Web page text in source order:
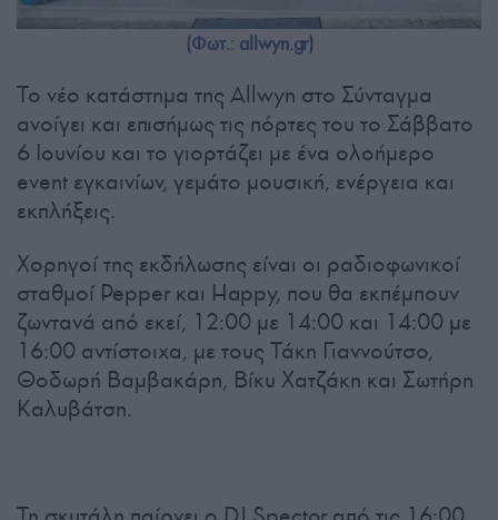
(Φωτ.: allwyn.gr)
Το νέο κατάστημα της Allwyn στο Σύνταγμα
ανοίγει και επισήμως τις πόρτες του το Σάββατο
6 Ιουνίου και το γιορτάζει με ένα ολοήμερο
event εγκαινίων, γεμάτο μουσική, ενέργεια και
εκπλήξεις.
Χορηγοί της εκδήλωσης είναι οι ραδιοφωνικοί
σταθμοί Pepper και Happy, που θα εκπέμπουν
ζωντανά από εκεί, 12:00 με 14:00 και 14:00 με
16:00 αντίστοιχα, με τους Τάκη Γιαννούτσο,
Θοδωρή Βαμβακάρη, Βίκυ Χατζάκη και Σωτήρη
Καλυβάτση.